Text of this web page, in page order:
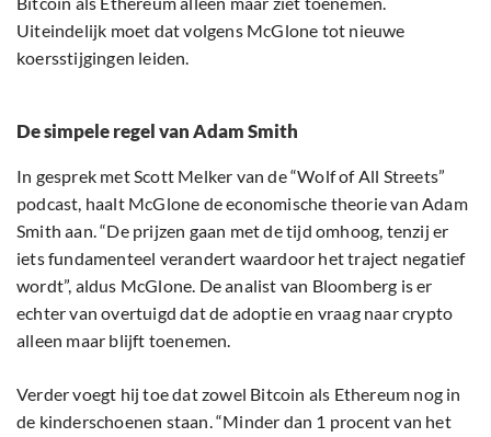
Uiteindelijk moet dat volgens McGlone tot nieuwe
koersstijgingen leiden.
De simpele regel van Adam Smith
In gesprek met Scott Melker van de “Wolf of All Streets”
podcast, haalt McGlone de economische theorie van Adam
Smith aan. “De prijzen gaan met de tijd omhoog, tenzij er
iets fundamenteel verandert waardoor het traject negatief
wordt”, aldus McGlone. De analist van Bloomberg is er
echter van overtuigd dat de adoptie en vraag naar crypto
alleen maar blijft toenemen.
Verder voegt hij toe dat zowel Bitcoin als Ethereum nog in
de kinderschoenen staan. “Minder dan 1 procent van het